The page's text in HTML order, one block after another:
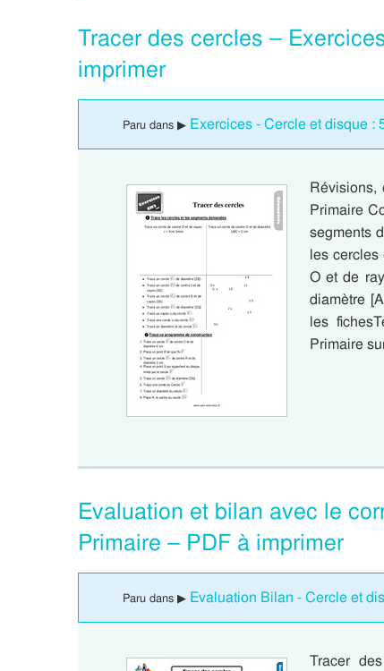
Tracer des cercles –
imprimer
Paru dans ▶ Exercices - Cercle et disque :
Révisions,
Primaire
segments
les cercles
O et de
diamètre
les
Primaire
Evaluation et bilan avec le
Primaire – PDF à imprimer
Paru dans ▶ Evaluation Bilan - Cercle et
Tracer